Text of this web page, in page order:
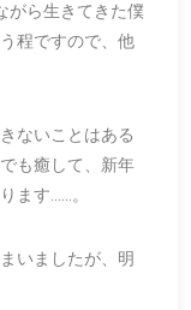
がら生きてきた僕
程ですので、他
ないことはある
も癒して、新年
ます……。
いましたが、明